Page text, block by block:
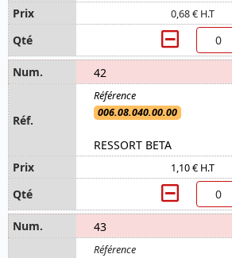
0,68 € H.T
42
006.08.040.00.00
RESSORT BETA
1,10 € H.T
43